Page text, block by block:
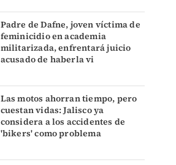
Padre de Dafne, joven víctima de
feminicidio en academia
militarizada, enfrentará juicio
acusado de haberla vi
Las motos ahorran tiempo, pero
cuestan vidas: Jalisco ya
considera a los accidentes de
'bikers' como problema